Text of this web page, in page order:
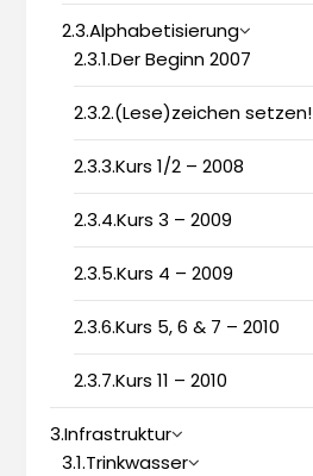
2.3.Alphabetisierung
2.3.1.Der Beginn 2007
2.3.2.(Lese)zeichen setzen!
2.3.3.Kurs 1/2 – 2008
2.3.4.Kurs 3 – 2009
2.3.5.Kurs 4 – 2009
2.3.6.Kurs 5, 6 & 7 – 2010
2.3.7.Kurs 11 – 2010
3.Infrastruktur
3.1.Trinkwasser